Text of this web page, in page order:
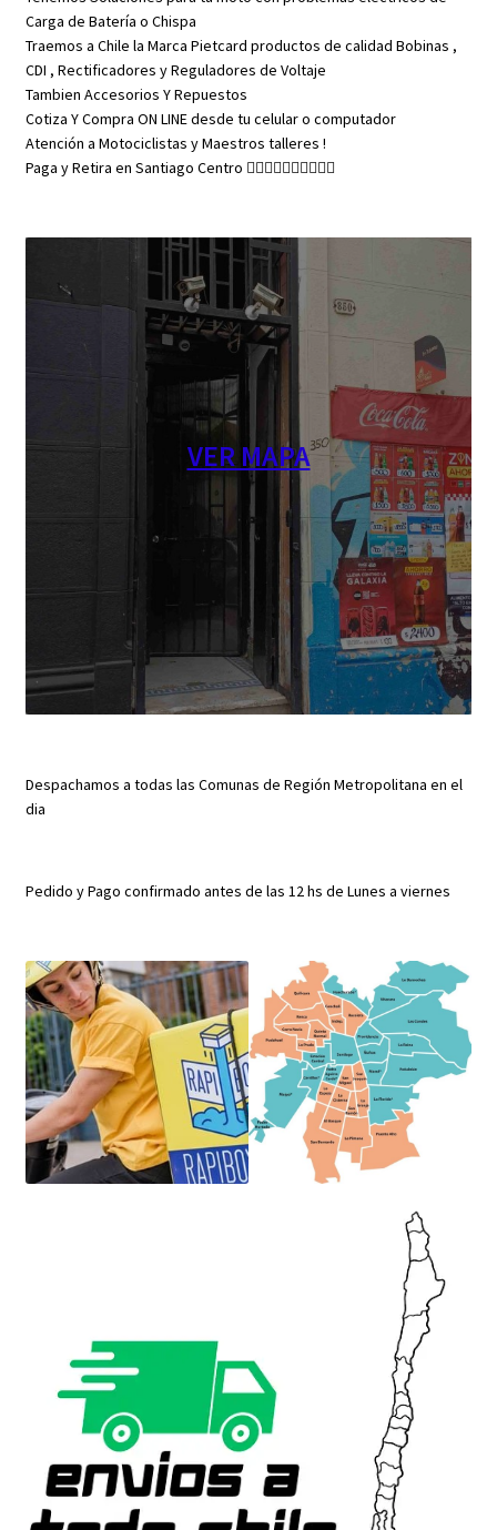
Carga de Batería o Chispa
Traemos a Chile la Marca Pietcard productos de calidad Bobinas ,
CDI , Rectificadores y Reguladores de Voltaje
Tambien Accesorios Y Repuestos
Cotiza Y Compra ON LINE desde tu celular o computador
Atención a Motociclistas y Maestros talleres !
Paga y Retira en Santiago Centro 👇🏼👇🏼👇🏼👇🏼👇🏼
VER MAPA
Despachamos a todas las Comunas de Región Metropolitana en el
dia
Pedido y Pago confirmado antes de las 12 hs de Lunes a viernes